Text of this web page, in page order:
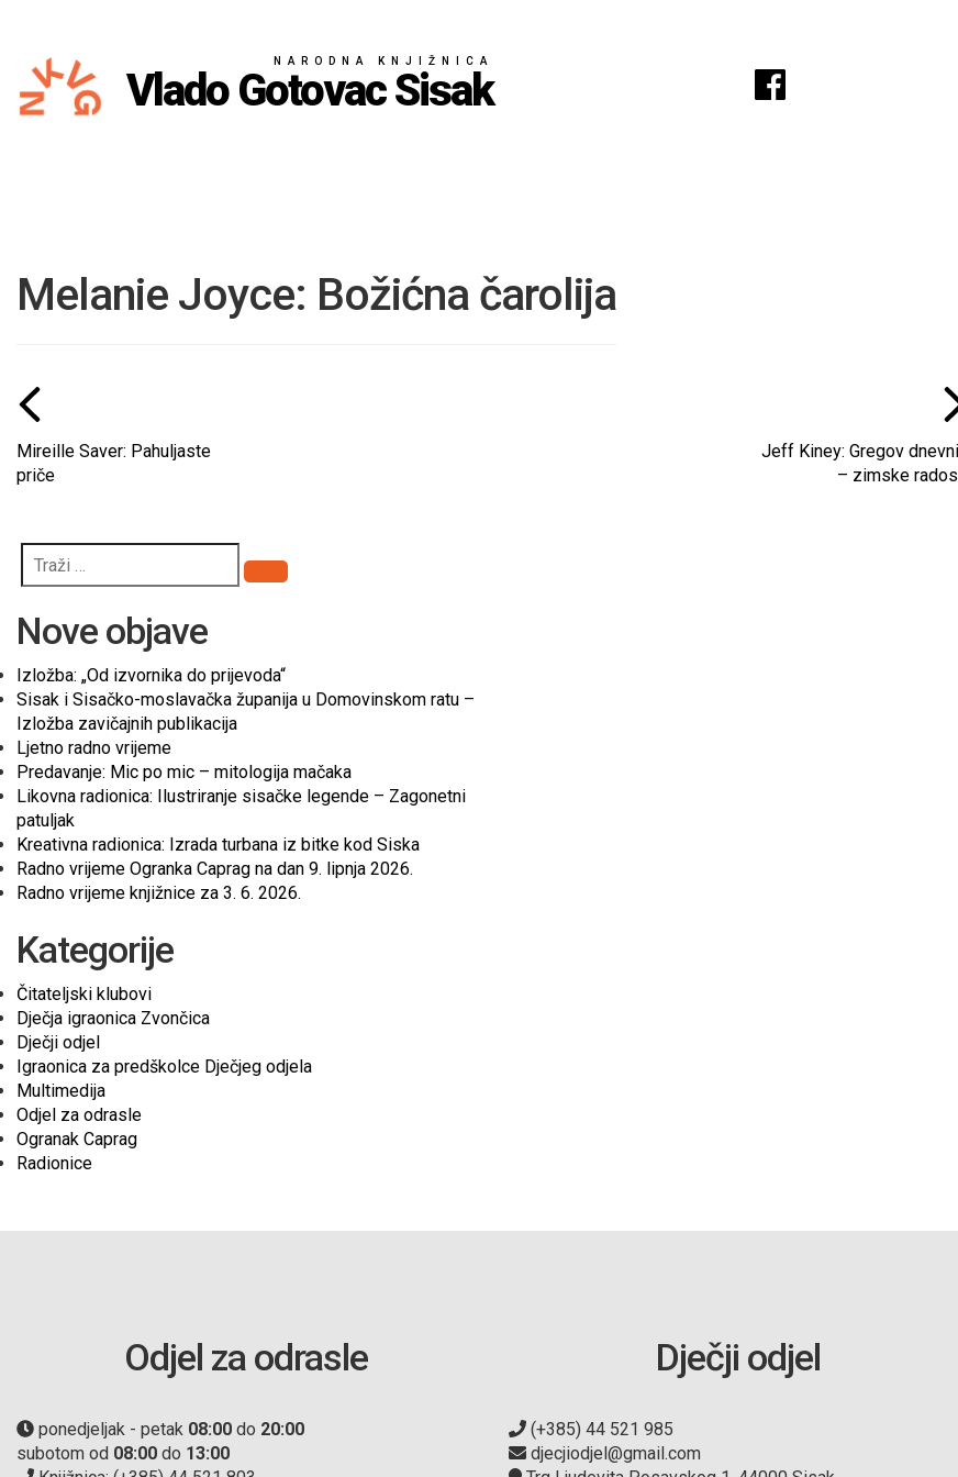
NARODNA KNJIŽNICA
Vlado Gotovac Sisak
Melanie Joyce: Božićna čarolija
Mireille Saver: Pahuljaste
priče
Jeff Kiney: Gregov
– zimske
Pretraži
Nove objave
Izložba: „Od izvornika do prijevoda“
Sisak i Sisačko-moslavačka županija u Domovinskom ratu –
Izložba zavičajnih publikacija
Ljetno radno vrijeme
Predavanje: Mic po mic – mitologija mačaka
Likovna radionica: Ilustriranje sisačke legende – Zagonetni
patuljak
Kreativna radionica: Izrada turbana iz bitke kod Siska
Radno vrijeme Ogranka Caprag na dan 9. lipnja 2026.
Radno vrijeme knjižnice za 3. 6. 2026.
Kategorije
Čitateljski klubovi
Dječja igraonica Zvončica
Dječji odjel
Igraonica za predškolce Dječjeg odjela
Multimedija
Odjel za odrasle
Ogranak Caprag
Radionice
Odjel za odrasle
ponedjeljak - petak 08:00 do 20:00
subotom od 08:00 do 13:00
Dječji odjel
(+385) 44 521 985
djecjiodjel@gmail.com